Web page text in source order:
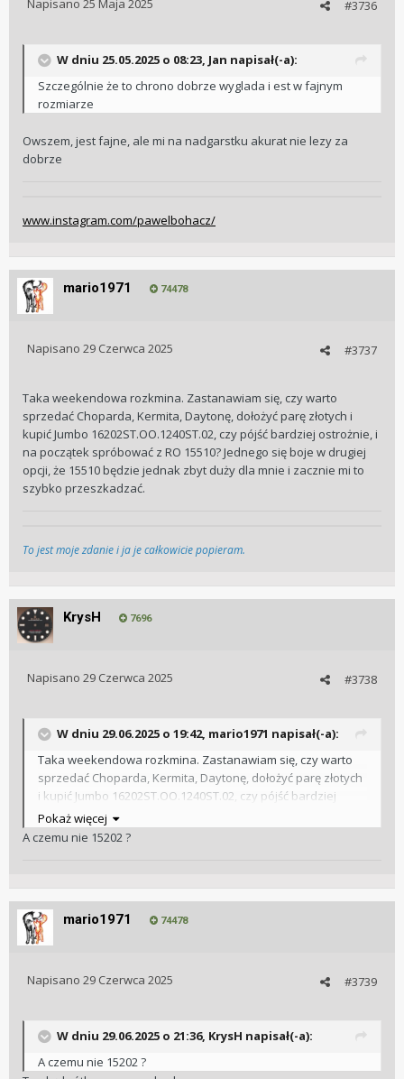
#3736
Napisano 25 Maja 2025
W dniu 25.05.2025 o 08:23, Jan napisał(-a):
Szczególnie że to chrono dobrze wyglada i est w fajnym
rozmiarze
Owszem, jest fajne, ale mi na nadgarstku akurat nie lezy za
dobrze
www.instagram.com/pawelbohacz/
mario1971 74478
#3737
Napisano 29 Czerwca 2025
Taka weekendowa rozkmina. Zastanawiam się, czy warto
sprzedać Choparda, Kermita, Daytonę, dołożyć parę złotych i
kupić Jumbo 16202ST.OO.1240ST.02, czy pójść bardziej ostrożnie, i
na początek spróbować z RO 15510? Jednego się boje w drugiej
opcji, że 15510 będzie jednak zbyt duży dla mnie i zacznie mi to
szybko przeszkadzać.
To jest moje zdanie i ja je całkowicie popieram.
KrysH 7696
#3738
Napisano 29 Czerwca 2025
W dniu 29.06.2025 o 19:42, mario1971 napisał(-a):
Taka weekendowa rozkmina. Zastanawiam się, czy warto
sprzedać Choparda, Kermita, Daytonę, dołożyć parę złotych
i kupić Jumbo 16202ST.OO.1240ST.02, czy pójść bardziej
ostrożnie, i na początek spróbować z RO 15510? Jednego się
boje w drugiej opcji, że 15510 będzie jednak zbyt duży dla
Pokaż więcej
A czemu nie 15202 ?
mario1971 74478
#3739
Napisano 29 Czerwca 2025
W dniu 29.06.2025 o 21:36, KrysH napisał(-a):
A czemu nie 15202 ?